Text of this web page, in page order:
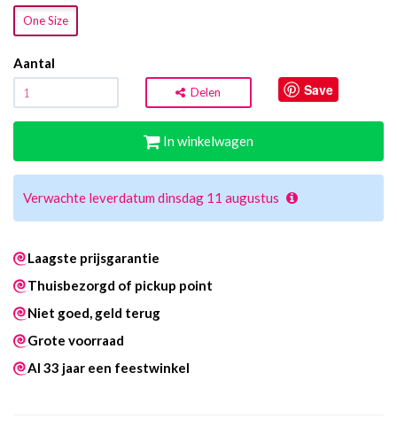
One Size
Aantal
Delen Save
In winkelwagen
Verwachte leverdatum dinsdag 11 augustus
Laagste prijsgarantie
Thuisbezorgd of pickup point
Niet goed, geld terug
Grote voorraad
Al 33 jaar een feestwinkel